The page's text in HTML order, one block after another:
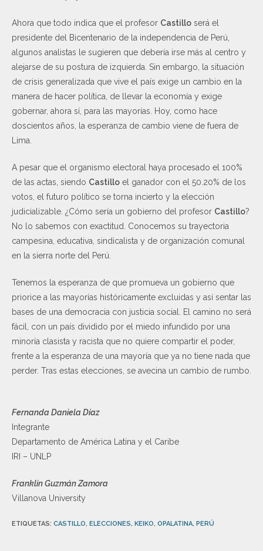
Ahora que todo indica que el profesor Castillo será el
presidente del Bicentenario de la independencia de Perú,
algunos analistas le sugieren que debería irse más al centro y
alejarse de su postura de izquierda. Sin embargo, la situación
de crisis generalizada que vive el país exige un cambio en la
manera de hacer política, de llevar la economía y exige
gobernar, ahora sí, para las mayorías. Hoy, como hace
doscientos años, la esperanza de cambio viene de fuera de
Lima.
A pesar que el organismo electoral haya procesado el 100%
de las actas, siendo Castillo el ganador con el 50.20% de los
votos, el futuro político se torna incierto y la elección
judicializable. ¿Cómo sería un gobierno del profesor Castillo?
No lo sabemos con exactitud. Conocemos su trayectoria
campesina, educativa, sindicalista y de organización comunal
en la sierra norte del Perú.
Tenemos la esperanza de que promueva un gobierno que
priorice a las mayorías históricamente excluidas y así sentar las
bases de una democracia con justicia social. El camino no será
fácil, con un país dividido por el miedo infundido por una
minoría clasista y racista que no quiere compartir el poder,
frente a la esperanza de una mayoría que ya no tiene nada que
perder. Tras estas elecciones, se avecina un cambio de rumbo.
Fernanda Daniela Díaz
Integrante
Departamento de América Latina y el Caribe
IRI – UNLP
Franklin Guzmán Zamora
Villanova University
ETIQUETAS: CASTILLO, ELECCIONES, KEIKO, OPALATINA, PERÚ